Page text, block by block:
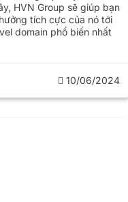
HVN Group sẽ giúp bạn
tích cực của nó tới
domain phổ biến nhất
10/06/2024